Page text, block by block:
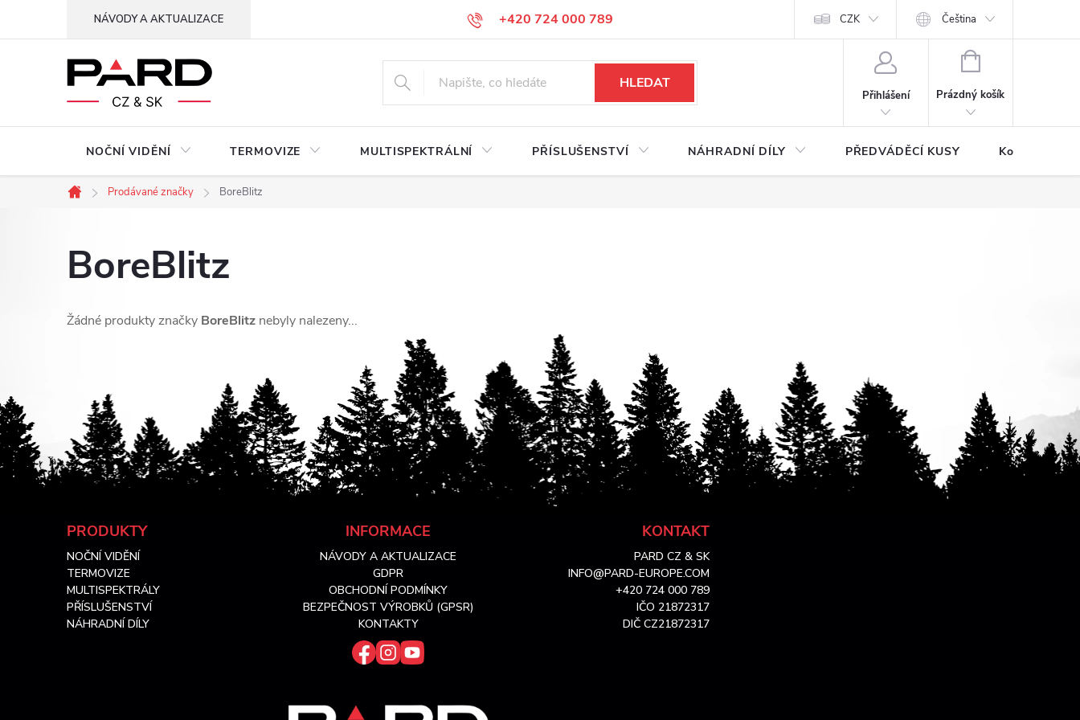
+420 724 000 789
NÁVODY A AKTUALIZACE CZK Čeština
HLEDAT
Přihlášení
NÁKUPNÍ
Prázdný košík
NOČNÍ VIDĚNÍ TERMOVIZE MULTISPEKTRÁLNÍ PŘÍSLUŠENSTVÍ NÁHRADNÍ DÍLY PŘEDVÁDĚCÍ KUSY Kontakty
Domů
Prodávané značky BoreBlitz
BoreBlitz
Žádné produkty značky BoreBlitz nebyly nalezeny...
PRODUKTY
NOČNÍ VIDĚNÍ
TERMOVIZE
MULTISPEKTRÁLY
PŘÍSLUŠENSTVÍ
NÁHRADNÍ DÍLY
INFORMACE
NÁVODY A AKTUALIZACE
GDPR
OBCHODNÍ PODMÍNKY
BEZPEČNOST VÝROBKŮ (GPSR)
KONTAKTY
KONTAKT
PARD CZ & SK
INFO@PARD-EUROPE.COM
+420 724 000 789
IČO 21872317
DIČ CZ21872317